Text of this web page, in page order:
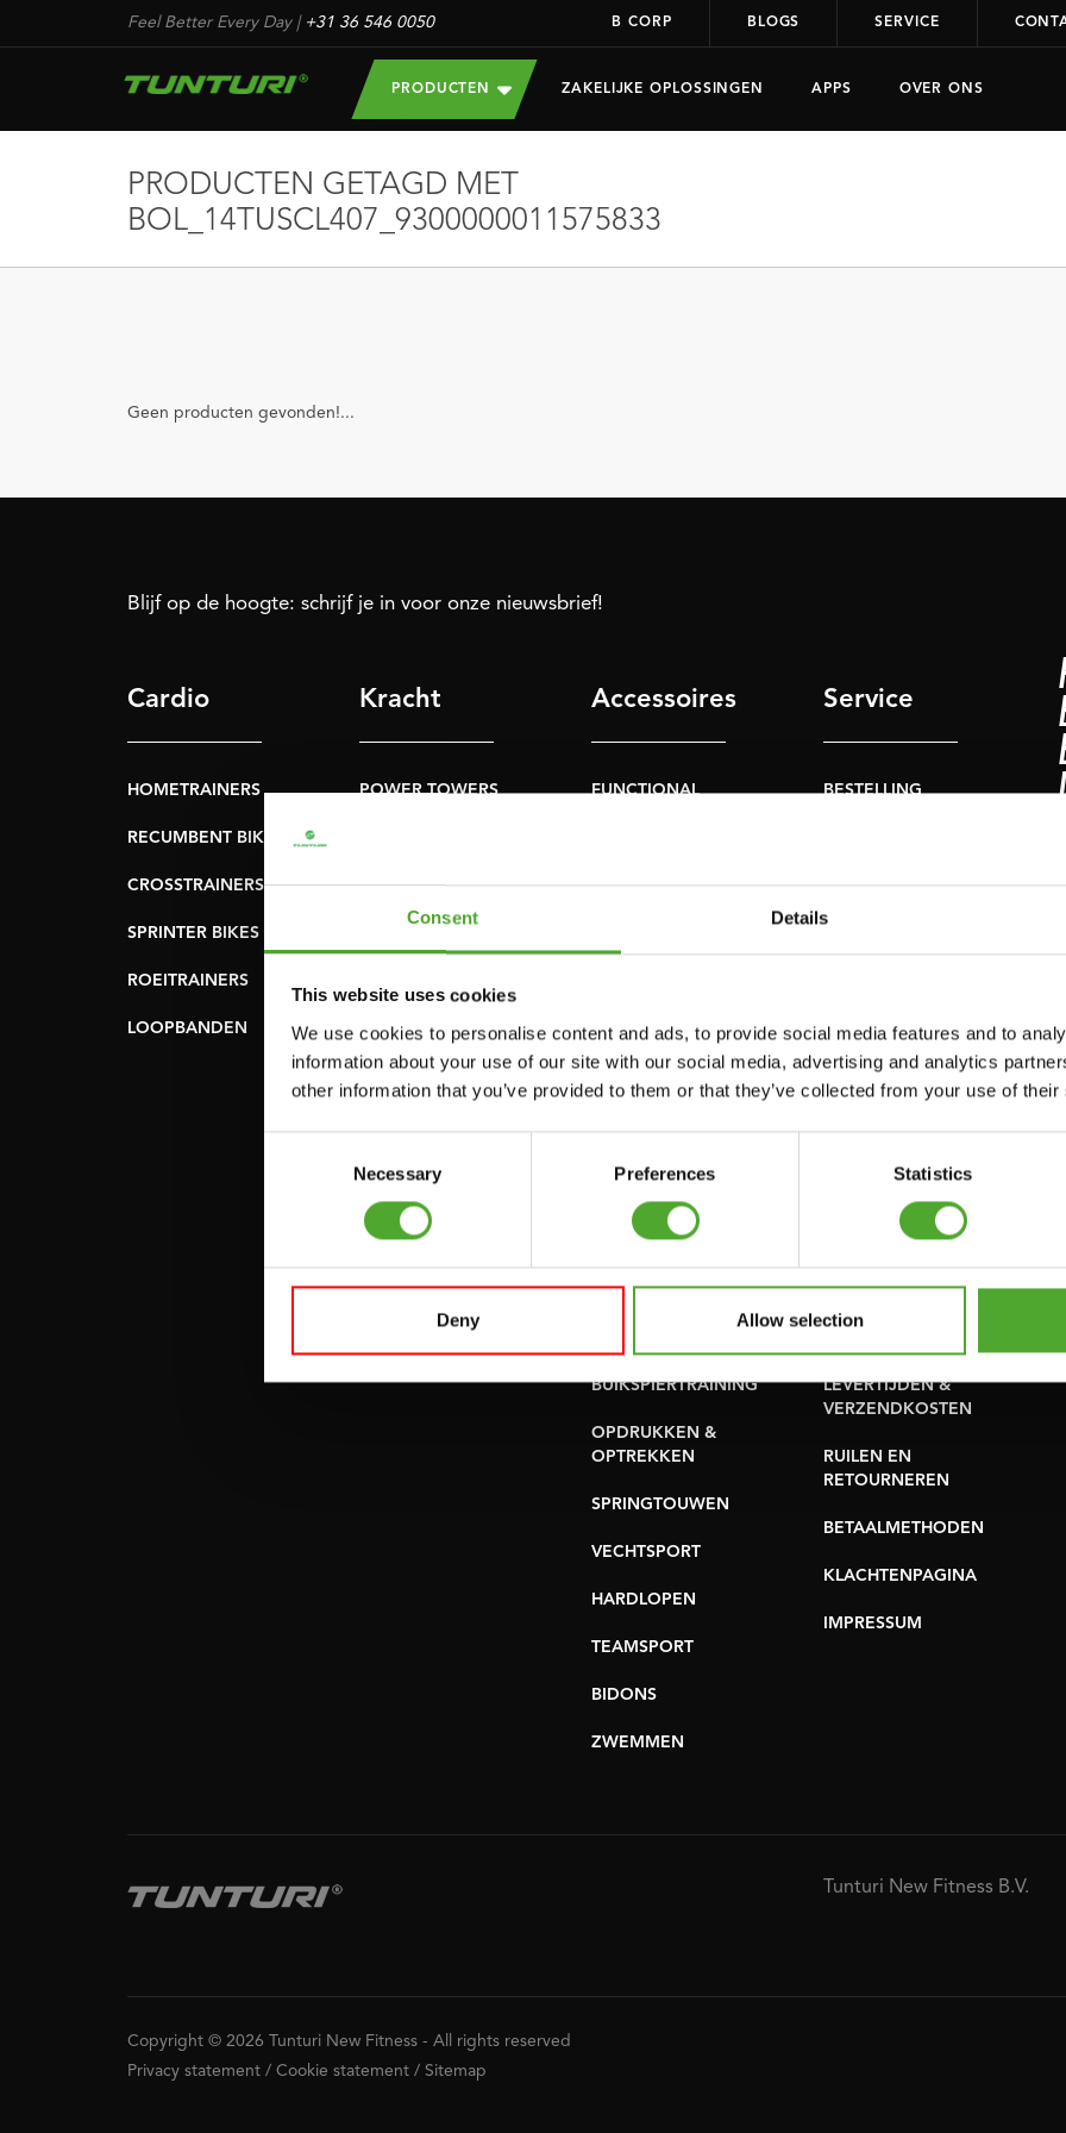
Consent Details
This website uses cookies
We use cookies to personalise content and ads, to provide social media features and to
information about your use of our site with our social media, advertising and analytics
other information that you’ve provided to them or that they’ve collected from your use of
Necessary Preferences Statistics
Deny Allow selection
Feel Better Every Day| +31 36 546 0050 B CORP BLOGS SERVICE
PRODUCTEN ZAKELIJKE OPLOSSINGEN APPS OVER ONS
PRODUCTEN GETAGD MET
BOL_14TUSCL407_9300000011575833
Geen producten gevonden!...
Blijf op de hoogte: schrijf je in voor onze nieuwsbrief!
Cardio
HOMETRAINERS
RECUMBENT BIKES
CROSSTRAINERS
SPRINTER BIKES
ROEITRAINERS
LOOPBANDEN
Kracht
POWER TOWERS
LEVERAGE GYMS
SMITH MACHINES
PULLEY STATIONS
RACKS
Accessoires
FUNCTIONAL
WEERSTANDSTRAINING
BEHENDIGHEID
GYMBALLEN
MATTEN
MINIBIKES/AEROBIC
TRAINERS
BUIKSPIERTRAINING
OPDRUKKEN &
OPTREKKEN
SPRINGTOUWEN
VECHTSPORT
HARDLOPEN
TEAMSPORT
BIDONS
ZWEMMEN
Service
BESTELLING
HUIDIGE
OUDE
PRODUCTHANDLEIDINGEN
PROBLEEM MELDEN
LEVERING
APPS
ALGEMENE
LEVERTIJDEN &
VERZENDKOSTEN
RUILEN EN
RETOURNEREN
BETAALMETHODEN
KLACHTENPAGINA
IMPRESSUM
Tunturi New Fitness B.V.
Copyright © 2026 Tunturi New Fitness - All rights reserved
Privacy statement / Cookie statement / Sitemap